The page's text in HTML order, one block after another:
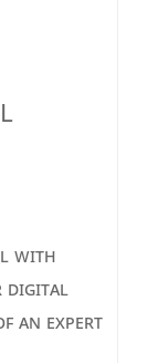
with
digital
an expert